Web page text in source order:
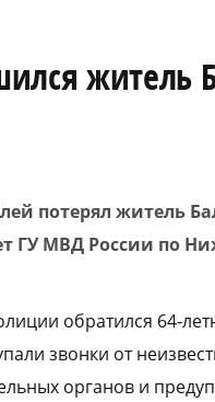
потерял житель
ГУ МВД России по
обратился 64-
звонки от
органов и